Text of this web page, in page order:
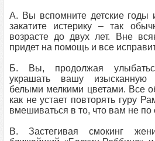
A. Вы вспомните детские годы
закатите истерику – так
возрасте до двух лет. Вне
придет на помощь и все
Б. Вы, продолжая
украшать вашу изысканную
белыми мелкими цветами. Все
как не устает повторять гуру
вмешиваться в то, что вам не по
B. Застегивая смокинг